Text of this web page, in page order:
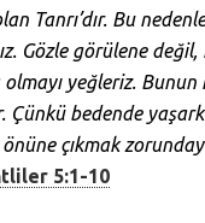
Tanrı’dır. Bu
Gözle görülene
olmayı yeğleriz.
Çünkü bedende
çıkmak
5:1-10